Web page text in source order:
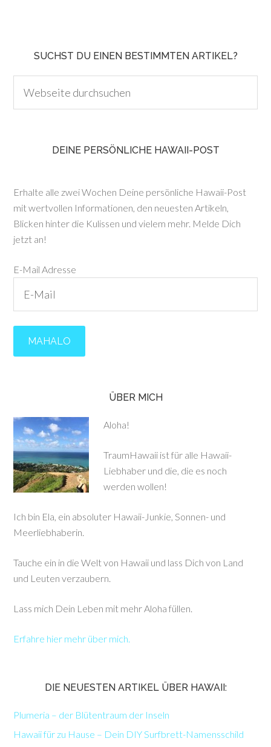
SUCHST DU EINEN BESTIMMTEN ARTIKEL?
DEINE PERSÖNLICHE HAWAII-POST
Erhalte alle zwei Wochen Deine persönliche Hawaii-Post
mit wertvollen Informationen, den neuesten Artikeln,
Blicken hinter die Kulissen und vielem mehr. Melde Dich
jetzt an!
E-Mail Adresse
ÜBER MICH
Aloha!
TraumHawaii ist für alle Hawaii-
Liebhaber und die, die es noch
werden wollen!
Ich bin Ela, ein absoluter Hawaii-Junkie, Sonnen- und
Meerliebhaberin.
Tauche ein in die Welt von Hawaii und lass Dich von Land
und Leuten verzaubern.
Lass mich Dein Leben mit mehr Aloha füllen.
Erfahre hier mehr über mich.
DIE NEUESTEN ARTIKEL ÜBER HAWAII:
Plumeria – der Blütentraum der Inseln
Hawaii für zu Hause – Dein DIY Surfbrett-Namensschild